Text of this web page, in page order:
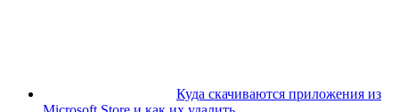
Куда скачиваются приложения из